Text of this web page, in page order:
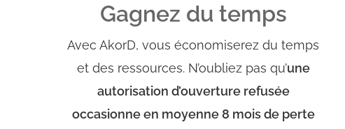
Gagnez du temps
Avec AkorD, vous économiserez du temps
et des ressources. N’oubliez pas qu’une
autorisation d’ouverture refusée
occasionne en moyenne 8 mois de perte